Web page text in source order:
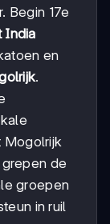
Begin 17e
India
en
.
Mogolrijk
de
groepen
in ruil